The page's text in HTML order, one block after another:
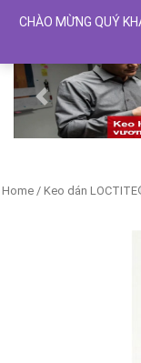
Previous
Home / Keo dán
CHÀO MỪNG QUÝ